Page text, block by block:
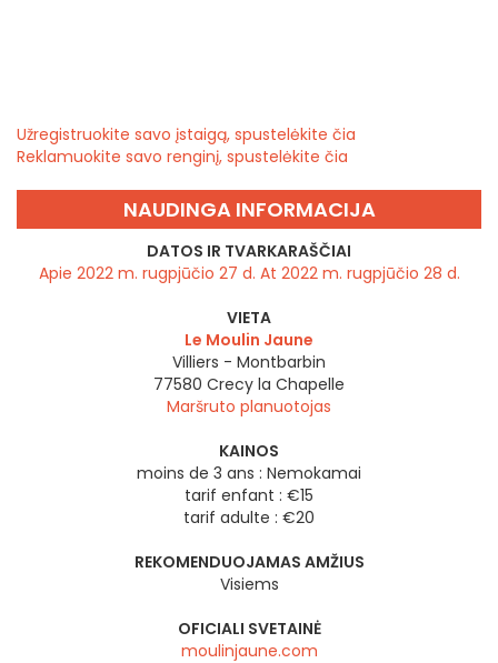
Užregistruokite savo įstaigą, spustelėkite čia
Reklamuokite savo renginį, spustelėkite čia
NAUDINGA INFORMACIJA
DATOS IR TVARKARAŠČIAI
Apie 2022 m. rugpjūčio 27 d. At 2022 m. rugpjūčio 28 d.
VIETA
Le Moulin Jaune
Villiers - Montbarbin
77580 Crecy la Chapelle
Maršruto planuotojas
KAINOS
moins de 3 ans : Nemokamai
tarif enfant : €15
tarif adulte : €20
REKOMENDUOJAMAS AMŽIUS
Visiems
OFICIALI SVETAINĖ
moulinjaune.com